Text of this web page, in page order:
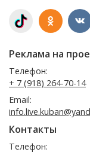
Реклама на
Телефон:
+ 7 (918) 264-70-14
Email:
Контакты
Телефон: